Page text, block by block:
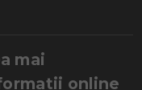
mai
online